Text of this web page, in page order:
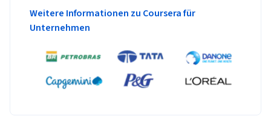
Weitere Informationen zu Coursera für
Unternehmen